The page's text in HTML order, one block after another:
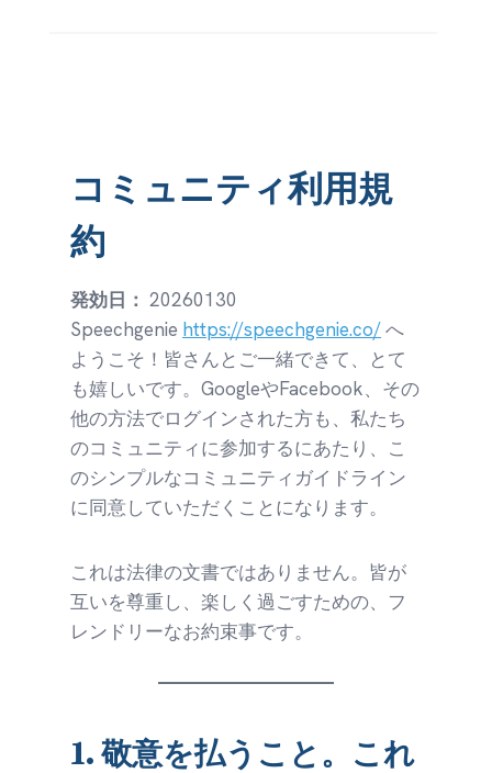
コミュニティ利用規
約
発効日： 20260130
Speechgenie https://speechgenie.co/へ
ようこそ！皆さんとご一緒できて、とて
も嬉しいです。GoogleやFacebook、その
他の方法でログインされた方も、私たち
のコミュニティに参加するにあたり、こ
のシンプルなコミュニティガイドライン
に同意していただくことになります。
これは法律の文書ではありません。皆が
互いを尊重し、楽しく過ごすための、フ
レンドリーなお約束事です。
1. 敬意を払うこと。これ